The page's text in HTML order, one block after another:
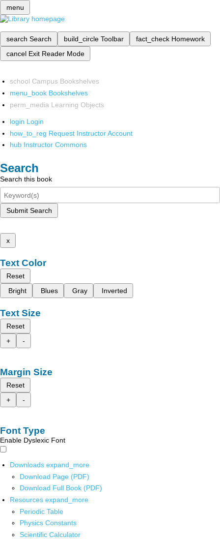
menu
search Search build_circle Toolbar fact_check Homework
cancel Exit Reader Mode
school Campus Bookshelves
menu_book Bookshelves
perm_media Learning Objects
login Login
how_to_reg Request Instructor Account
hub Instructor Commons
Search
Search this book
Submit Search
x
Text Color
Reset
Bright
Blues Gray Inverted
Text Size
Reset
+
-
Margin Size
Reset
+
-
Font Type
Enable Dyslexic Font
Downloads expand_more
Download Page (PDF)
Download Full Book (PDF)
Resources expand_more
Periodic Table
Physics Constants
Scientific Calculator